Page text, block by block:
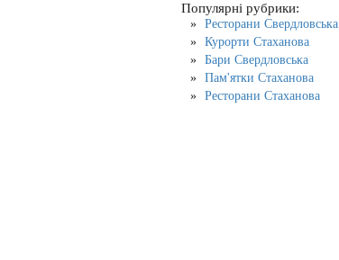
Популярні рубрики:
Ресторани Свердловська
Курорти Стаханова
Бари Свердловська
Пам'ятки Стаханова
Ресторани Стаханова